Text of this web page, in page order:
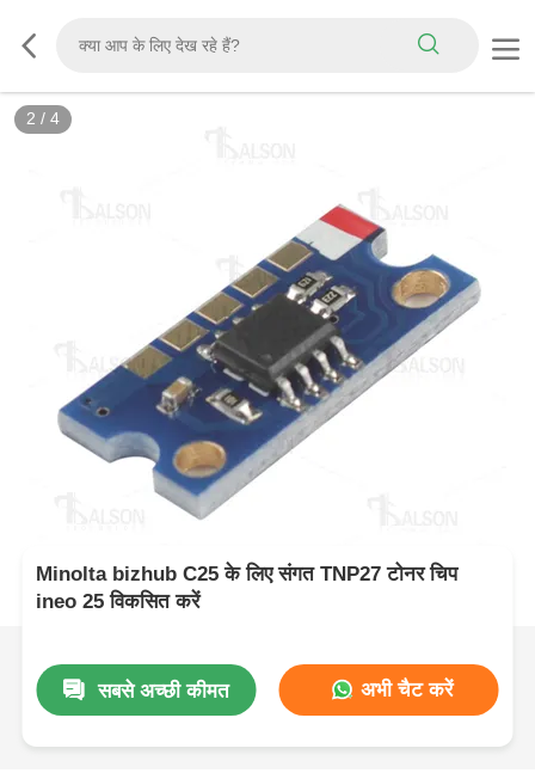
2 / 4
Minolta bizhub C25 के लिए संगत TNP27 टोनर चिप
ineo 25 विकसित करें
सबसे अच्छी कीमत अभी चैट करें